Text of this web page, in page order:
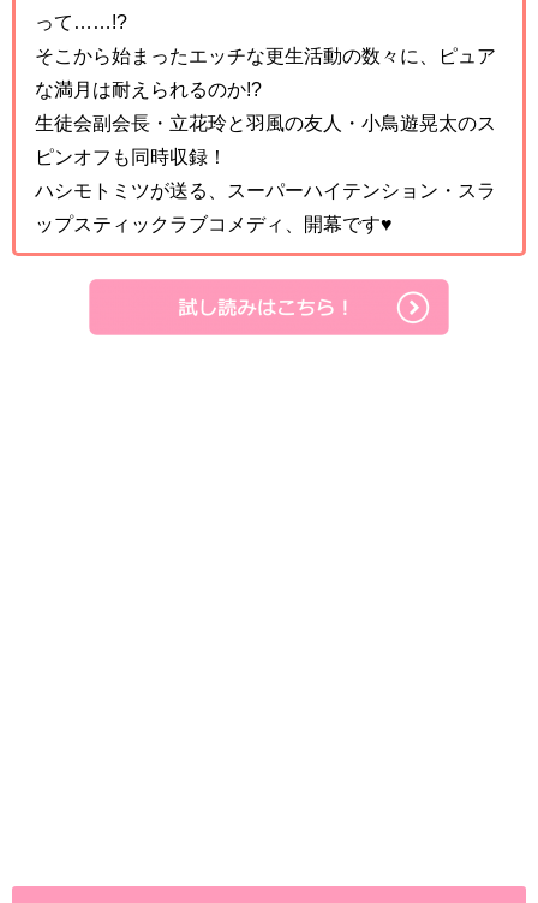
って……!?
そこから始まったエッチな更生活動の数々に、ピュア
な満月は耐えられるのか!?
生徒会副会長・立花玲と羽風の友人・小鳥遊晃太のス
ピンオフも同時収録！
ハシモトミツが送る、スーパーハイテンション・スラ
ップスティックラブコメディ、開幕です♥